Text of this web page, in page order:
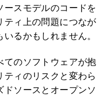
ースモデルのコードを
ティ上の問題につなが
るかもしれません。
てのソフトウェアが抱
ティのリスクと変わら
ソースとオープンソ